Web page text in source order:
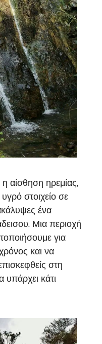
αίσθηση ηρεμίας,
στοιχείο σε
ένα
Μια περιοχή
για
και να
στη
κάτι